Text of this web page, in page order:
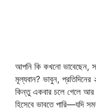
আপনি কি কখনো ভাবেছেন,
মূল্যবান? ভাবুন,
কিন্তু একবার চলে গেলে
হিসেবে ভাবতে পারি—যদি